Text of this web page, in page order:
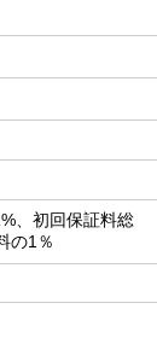
、初回保証料総
の1％